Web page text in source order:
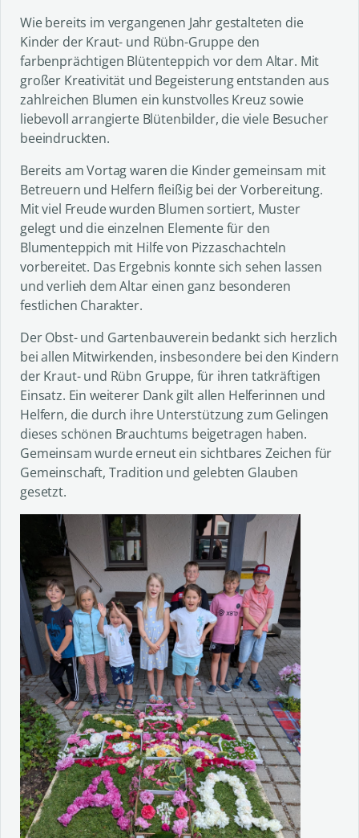
Wie bereits im vergangenen Jahr gestalteten die
Kinder der Kraut- und Rübn-Gruppe den
farbenprächtigen Blütenteppich vor dem Altar. Mit
großer Kreativität und Begeisterung entstanden aus
zahlreichen Blumen ein kunstvolles Kreuz sowie
liebevoll arrangierte Blütenbilder, die viele Besucher
beeindruckten.
Bereits am Vortag waren die Kinder gemeinsam mit
Betreuern und Helfern fleißig bei der Vorbereitung.
Mit viel Freude wurden Blumen sortiert, Muster
gelegt und die einzelnen Elemente für den
Blumenteppich mit Hilfe von Pizzaschachteln
vorbereitet. Das Ergebnis konnte sich sehen lassen
und verlieh dem Altar einen ganz besonderen
festlichen Charakter.
Der Obst- und Gartenbauverein bedankt sich herzlich
bei allen Mitwirkenden, insbesondere bei den Kindern
der Kraut- und Rübn Gruppe, für ihren tatkräftigen
Einsatz. Ein weiterer Dank gilt allen Helferinnen und
Helfern, die durch ihre Unterstützung zum Gelingen
dieses schönen Brauchtums beigetragen haben.
Gemeinsam wurde erneut ein sichtbares Zeichen für
Gemeinschaft, Tradition und gelebten Glauben
gesetzt.